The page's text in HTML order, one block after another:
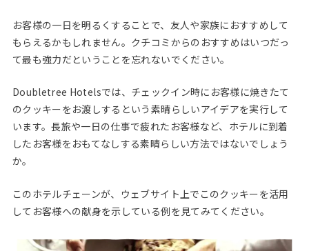
お客様の一日を明るくすることで、友人や家族におすすめして
もらえるかもしれません。クチコミからのおすすめはいつだっ
て最も強力だということを忘れないでください。
Doubletree Hotelsでは、チェックイン時にお客様に焼きたて
のクッキーをお渡しするという素晴らしいアイデアを実行して
います。長旅や一日の仕事で疲れたお客様など、ホテルに到着
したお客様をおもてなしする素晴らしい方法ではないでしょう
か。
このホテルチェーンが、ウェブサイト上でこのクッキーを活用
してお客様への献身を示している例を見てみてください。